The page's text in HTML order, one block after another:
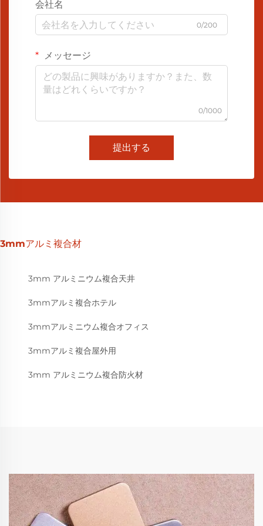
会社名
0/200
メッセージ
0/1000
提出する
3mmアルミ複合材
3mm アルミニウム複合天井
3mmアルミ複合ホテル
3mmアルミニウム複合オフィス
3mmアルミ複合屋外用
3mm アルミニウム複合防火材